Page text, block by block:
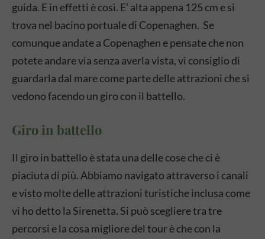
guida. E in effetti è così. E’ alta appena 125 cm e si
trova nel bacino portuale di Copenaghen. Se
comunque andate a Copenaghen e pensate che non
potete andare via senza averla vista, vi consiglio di
guardarla dal mare come parte delle attrazioni che si
vedono facendo un giro con il battello.
Giro in battello
Il giro in battello è stata una delle cose che ci è
piaciuta di più. Abbiamo navigato attraverso i canali
e visto molte delle attrazioni turistiche inclusa come
vi ho detto la Sirenetta. Si può scegliere tra tre
percorsi e la cosa migliore del tour è che con la